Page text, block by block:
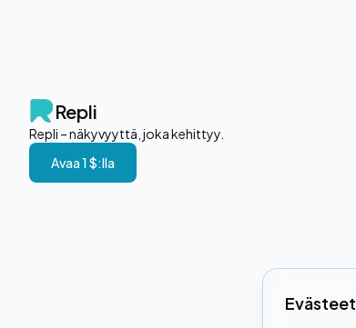
Repli
Repli – näkyvyyttä, joka kehittyy.
Avaa 1 $:lla
Evästeet